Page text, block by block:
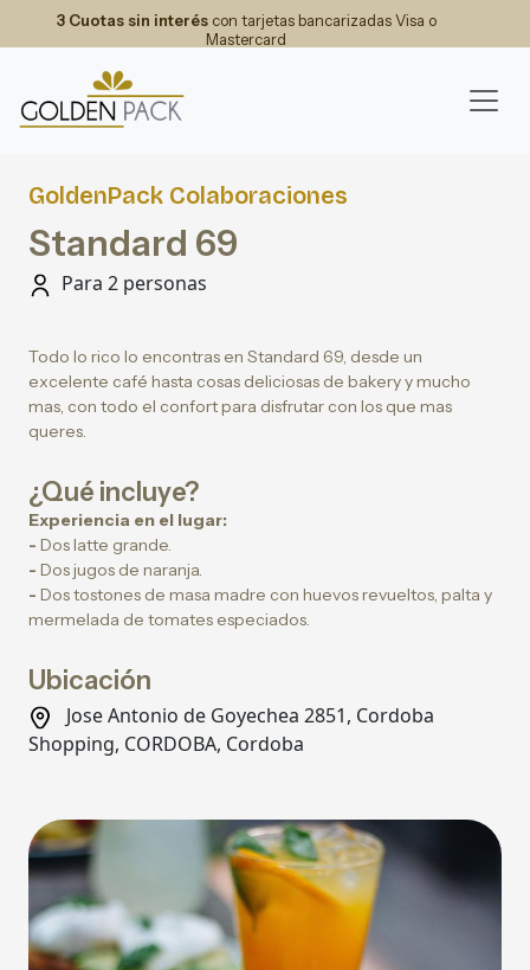
3 Cuotas sin interéscon tarjetas bancarizadas Visa o
Mastercard
GoldenPack Colaboraciones
Standard 69
Para 2 personas
Todo lo rico lo encontras en Standard 69, desde un
excelente café hasta cosas deliciosas de bakery y mucho
mas, con todo el confort para disfrutar con los que mas
queres.
¿Qué incluye?
Experiencia en el lugar:
- Dos latte grande.
- Dos jugos de naranja.
- Dos tostones de masa madre con huevos revueltos, palta y
mermelada de tomates especiados.
Ubicación
Jose Antonio de Goyechea 2851, Cordoba
Shopping, CORDOBA, Cordoba